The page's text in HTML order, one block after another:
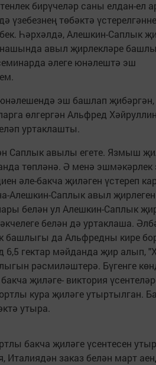
бирүчеләр саны елдан-ел
үзебезнең төбәктә
Һәрхәлдә, Алешкин-Саплык
авыл җирлекләре
әлеге юнәлештә эш
эш башлап
өлгергән Альфред
уртаклашты.
Саплык авылы егете. Язмыш
төпләнә. Ә менә
әле-бакча җиләген үстереп
Алешкин-Саплык авыл
белән ул Алешкин-Саплык
белән дә уртаклаша.
башлыгы да Альфредны кире
6,5 гектар мәйданда җир алып,
рәсмиләштерә. Бүгенге
җиләге- виктория
кура җиләге утыртылган.
утыра.
бакча җиләге үсентесен
Италиядән заказ белән март